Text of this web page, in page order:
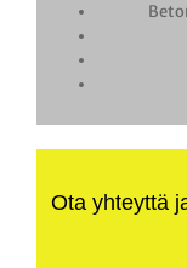
Ota yhteyttä